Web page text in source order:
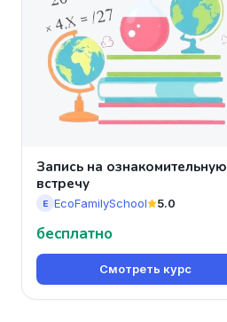
Запись на ознакомительную
встречу
E EcoFamilySchool 5.0
бесплатно
Смотреть курс